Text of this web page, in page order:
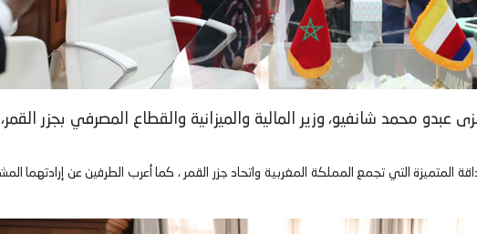
عبدو محمد شانفيو، وزير المالية والميزانية والقطاع المصرفي بجزر
المتميزة التي تجمع المملكة المغربية واتحاد جزر القمر ، كما أعرب الطرفين عن إرادتهما